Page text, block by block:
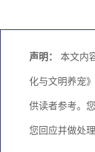
声明： 本文内
化与文明养宠
供读者参考。
您回应并做处理